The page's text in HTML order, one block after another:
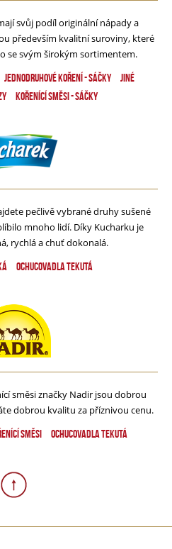
svůj podíl originální nápady a
především kvalitní suroviny, které
se svým širokým sortimentem.
Jednodruhové koření - Sáčky
Jiné
Kořenící směsi - Sáčky
pečlivě vybrané druhy sušené
mnoho lidí. Díky Kucharku je
rychlá a chuť dokonalá.
Ochucovadla tekutá
směsi značky Nadir jsou dobrou
dobrou kvalitu za příznivou cenu.
směsi Ochucovadla tekutá